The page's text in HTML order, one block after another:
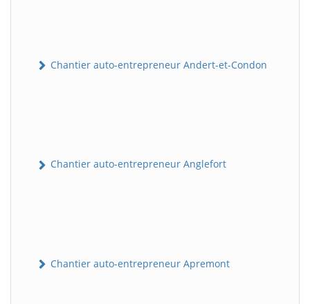
Chantier auto-entrepreneur Andert-et-Condon
Chantier auto-entrepreneur Anglefort
Chantier auto-entrepreneur Apremont